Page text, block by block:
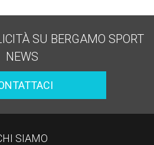
SU BERGAMO SPORT
NEWS
SIAMO